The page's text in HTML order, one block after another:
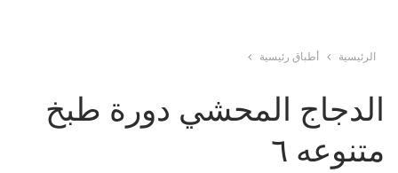
الرئيسية أطباق رئيسية
الدجاج المحشي دورة طبخ
متنوعه ٦